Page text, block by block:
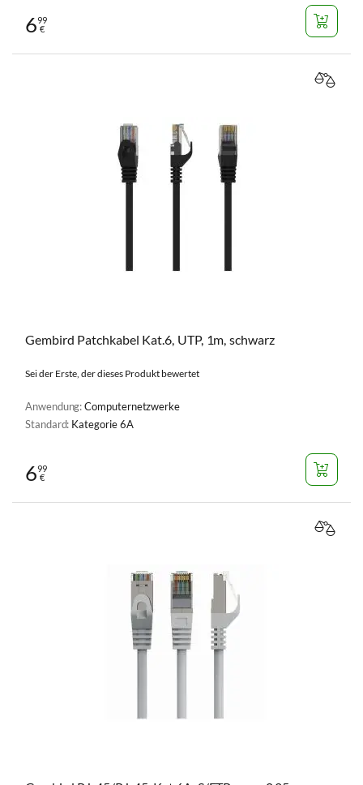
699
€
Gembird Patchkabel Kat.6, UTP, 1m, schwarz
Sei der Erste, der dieses Produkt bewertet
Anwendung:Computernetzwerke
Standard: Kategorie 6A
699
€